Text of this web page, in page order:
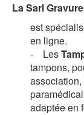
La Sarl
est
en ligne.
- Les
tampons,
adaptée en